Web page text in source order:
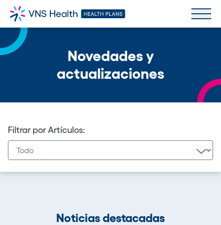
Novedades y
actualizaciones
Filtrar por Artículos:
Noticias destacadas